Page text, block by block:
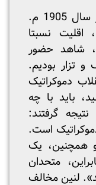
موضوع دیگری نیز درست قبل از سال 1905 م.
نسبتا
شاهد حضور
و تزار بودیم.
دموکراتیک
باید با چه
گرفتند:
است.
همچنین، یک
متحدان
لنین مخالف